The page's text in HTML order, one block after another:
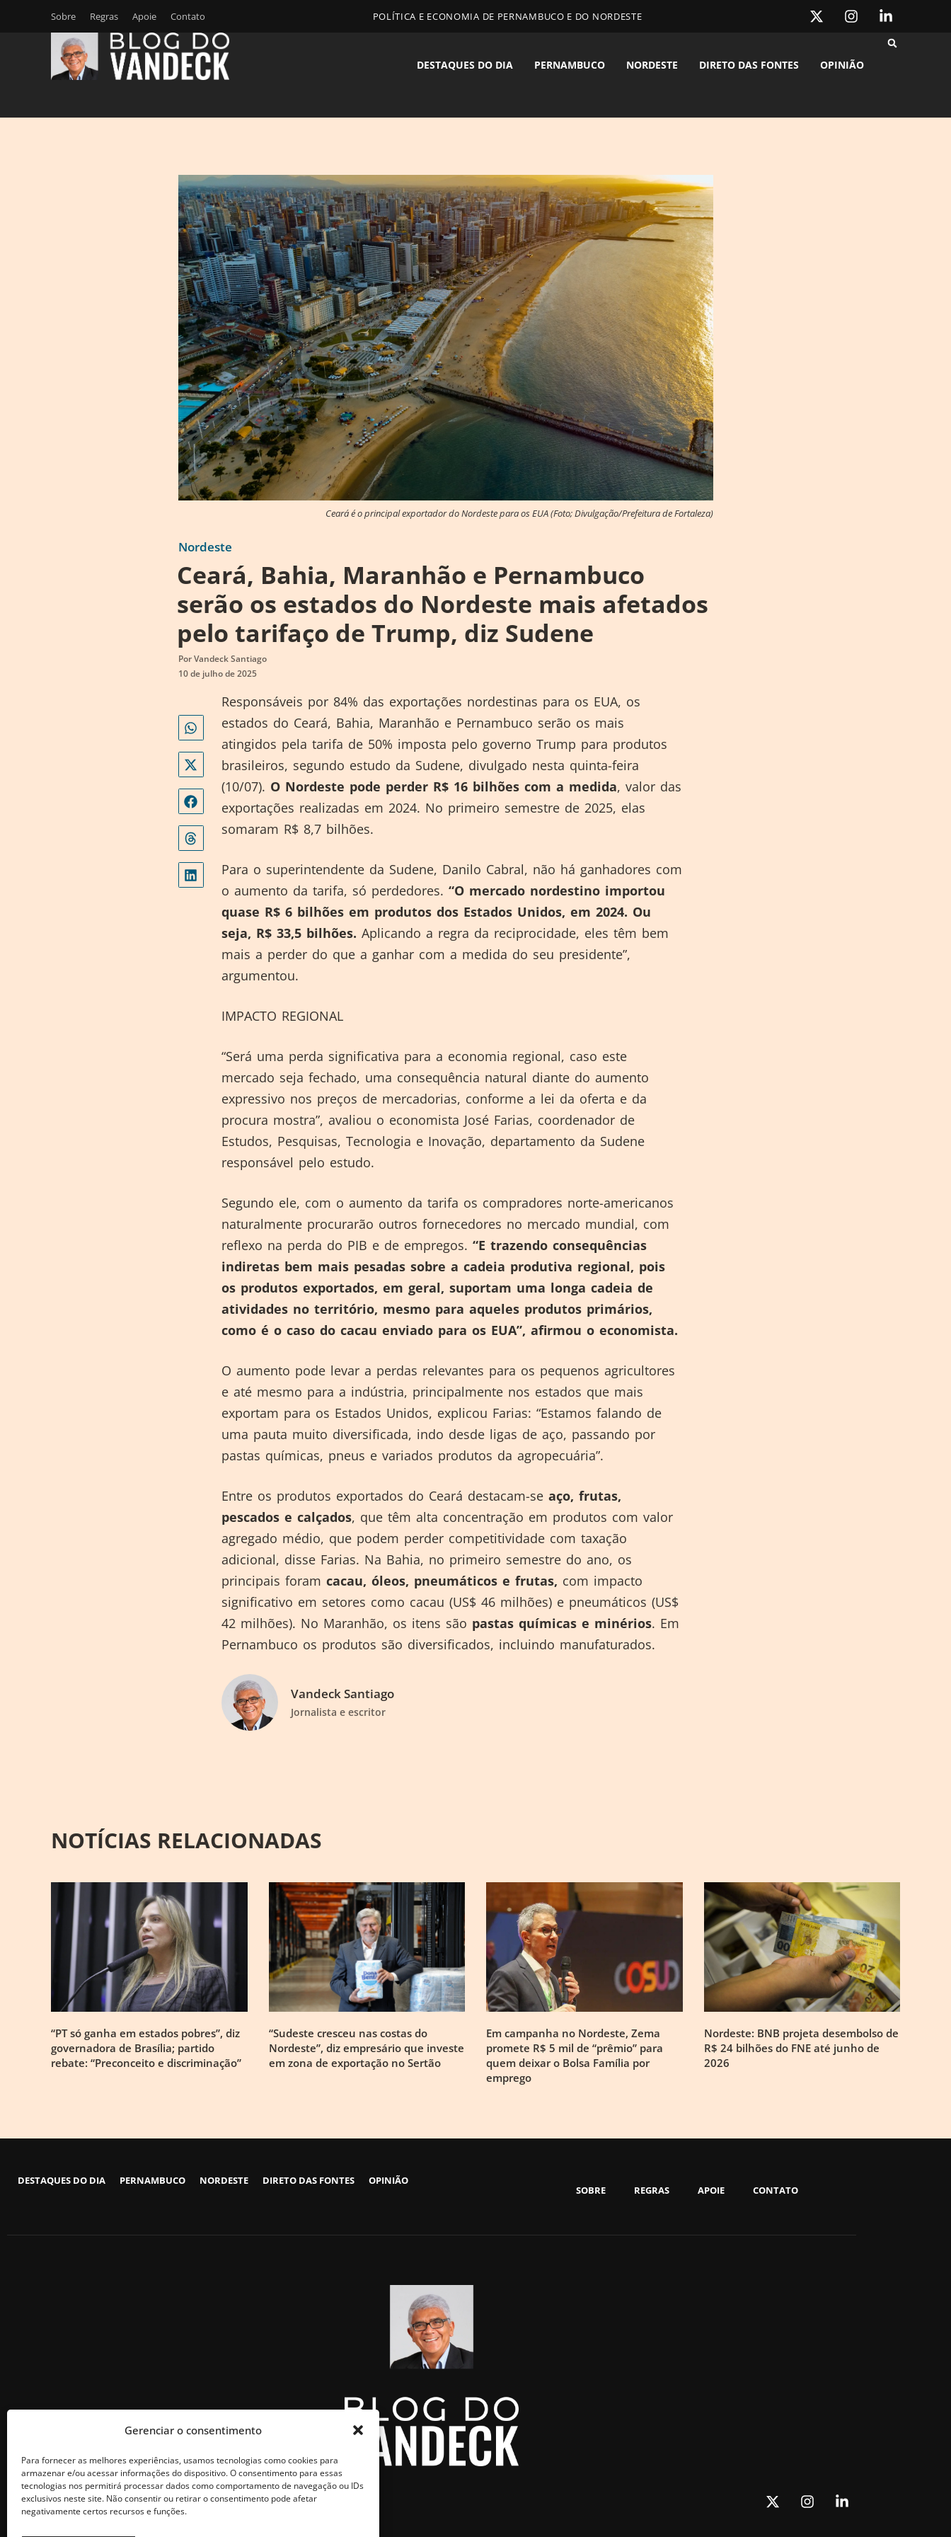
Gerenciar o consentimento
Para fornecer as melhores experiências, usamos tecnologias como cookies para
armazenar e/ou acessar informações do dispositivo. O consentimento para essas
tecnologias nos permitirá processar dados como comportamento de navegação ou IDs
exclusivos neste site. Não consentir ou retirar o consentimento pode afetar
negativamente certos recursos e funções.
Sobre Regras Apoie Contato POLÍTICA E ECONOMIA DE PERNAMBUCO E DO NORDESTE
DESTAQUES DO DIA PERNAMBUCO NORDESTE DIRETO DAS FONTES OPINIÃO
Ceará é o principal exportador do Nordeste para os EUA (Foto; Divulgação/Prefeitura de Fortaleza)
Nordeste
Ceará, Bahia, Maranhão e Pernambuco
serão os estados do Nordeste mais afetados
pelo tarifaço de Trump, diz Sudene
PorVandeck Santiago
10 de julho de 2025
Responsáveis por 84% das exportações nordestinas para os EUA, os
estados do Ceará, Bahia, Maranhão e Pernambuco serão os mais
atingidos pela tarifa de 50% imposta pelo governo Trump para produtos
brasileiros, segundo estudo da Sudene, divulgado nesta quinta-feira
(10/07). O Nordeste pode perder R$ 16 bilhões com a medida, valor das
exportações realizadas em 2024. No primeiro semestre de 2025, elas
somaram R$ 8,7 bilhões.
Para o superintendente da Sudene, Danilo Cabral, não há ganhadores com
o aumento da tarifa, só perdedores. “O mercado nordestino importou
quase R$ 6 bilhões em produtos dos Estados Unidos, em 2024. Ou
seja, R$ 33,5 bilhões. Aplicando a regra da reciprocidade, eles têm bem
mais a perder do que a ganhar com a medida do seu presidente”,
argumentou.
IMPACTO REGIONAL
“Será uma perda significativa para a economia regional, caso este
mercado seja fechado, uma consequência natural diante do aumento
expressivo nos preços de mercadorias, conforme a lei da oferta e da
procura mostra”, avaliou o economista José Farias, coordenador de
Estudos, Pesquisas, Tecnologia e Inovação, departamento da Sudene
responsável pelo estudo.
Segundo ele, com o aumento da tarifa os compradores norte-americanos
naturalmente procurarão outros fornecedores no mercado mundial, com
reflexo na perda do PIB e de empregos. “E trazendo consequências
indiretas bem mais pesadas sobre a cadeia produtiva regional, pois
os produtos exportados, em geral, suportam uma longa cadeia de
atividades no território, mesmo para aqueles produtos primários,
como é o caso do cacau enviado para os EUA”, afirmou o economista.
O aumento pode levar a perdas relevantes para os pequenos agricultores
e até mesmo para a indústria, principalmente nos estados que mais
exportam para os Estados Unidos, explicou Farias: “Estamos falando de
uma pauta muito diversificada, indo desde ligas de aço, passando por
pastas químicas, pneus e variados produtos da agropecuária”.
Entre os produtos exportados do Ceará destacam-se aço, frutas,
pescados e calçados, que têm alta concentração em produtos com valor
agregado médio, que podem perder competitividade com taxação
adicional, disse Farias. Na Bahia, no primeiro semestre do ano, os
principais foram cacau, óleos, pneumáticos e frutas, com impacto
significativo em setores como cacau (US$ 46 milhões) e pneumáticos (US$
42 milhões). No Maranhão, os itens são pastas químicas e minérios. Em
Pernambuco os produtos são diversificados, incluindo manufaturados.
Vandeck Santiago
Jornalista e escritor
NOTÍCIAS RELACIONADAS
“PT só ganha em estados pobres”, diz
governadora de Brasília; partido
rebate: “Preconceito e discriminação”
“Sudeste cresceu nas costas do
Nordeste”, diz empresário que investe
em zona de exportação no Sertão
Em campanha no Nordeste, Zema
promete R$ 5 mil de “prêmio” para
quem deixar o Bolsa Família por
emprego
Nordeste: BNB projeta desembolso de
R$ 24 bilhões do FNE até junho de
2026
DESTAQUES DO DIA PERNAMBUCO NORDESTE DIRETO DAS FONTES OPINIÃO
SOBRE REGRAS APOIE CONTATO